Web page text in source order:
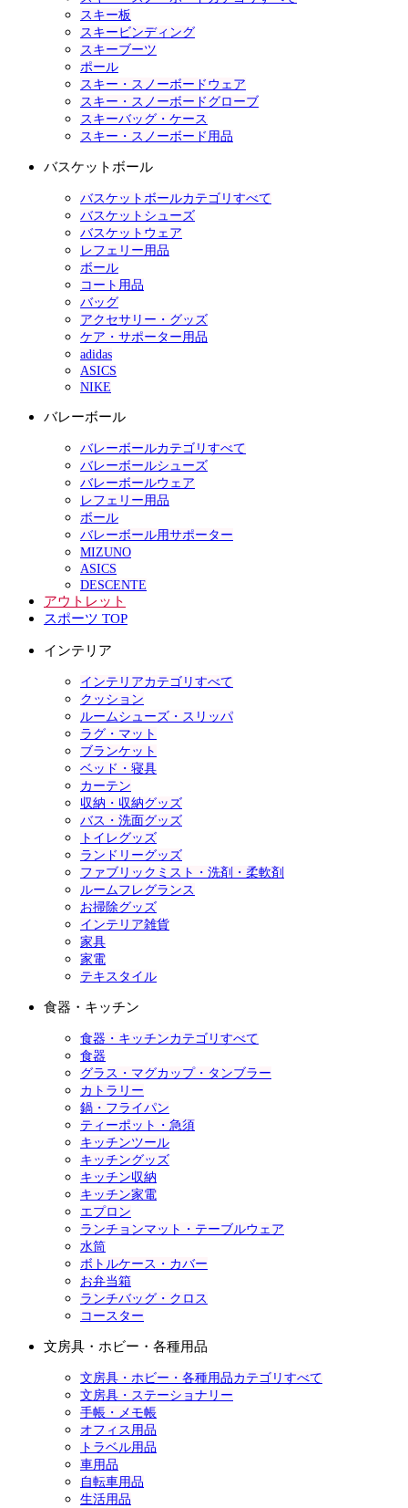
スキー板
スキービンディング
スキーブーツ
ポール
スキー・スノーボードウェア
スキー・スノーボードグローブ
スキーバッグ・ケース
スキー・スノーボード用品
バスケットボール
バスケットボールカテゴリすべて
バスケットシューズ
バスケットウェア
レフェリー用品
ボール
コート用品
バッグ
アクセサリー・グッズ
ケア・サポーター用品
adidas
ASICS
NIKE
バレーボール
バレーボールカテゴリすべて
バレーボールシューズ
バレーボールウェア
レフェリー用品
ボール
バレーボール用サポーター
MIZUNO
ASICS
DESCENTE
アウトレット
スポーツ TOP
インテリア
インテリアカテゴリすべて
クッション
ルームシューズ・スリッパ
ラグ・マット
ブランケット
ベッド・寝具
カーテン
収納・収納グッズ
バス・洗面グッズ
トイレグッズ
ランドリーグッズ
ファブリックミスト・洗剤・柔軟剤
ルームフレグランス
お掃除グッズ
インテリア雑貨
家具
家電
テキスタイル
食器・キッチン
食器・キッチンカテゴリすべて
食器
グラス・マグカップ・タンブラー
カトラリー
鍋・フライパン
ティーポット・急須
キッチンツール
キッチングッズ
キッチン収納
キッチン家電
エプロン
ランチョンマット・テーブルウェア
水筒
ボトルケース・カバー
お弁当箱
ランチバッグ・クロス
コースター
文房具・ホビー・各種用品
文房具・ホビー・各種用品カテゴリすべて
文房具・ステーショナリー
手帳・メモ帳
オフィス用品
トラベル用品
車用品
自転車用品
生活用品